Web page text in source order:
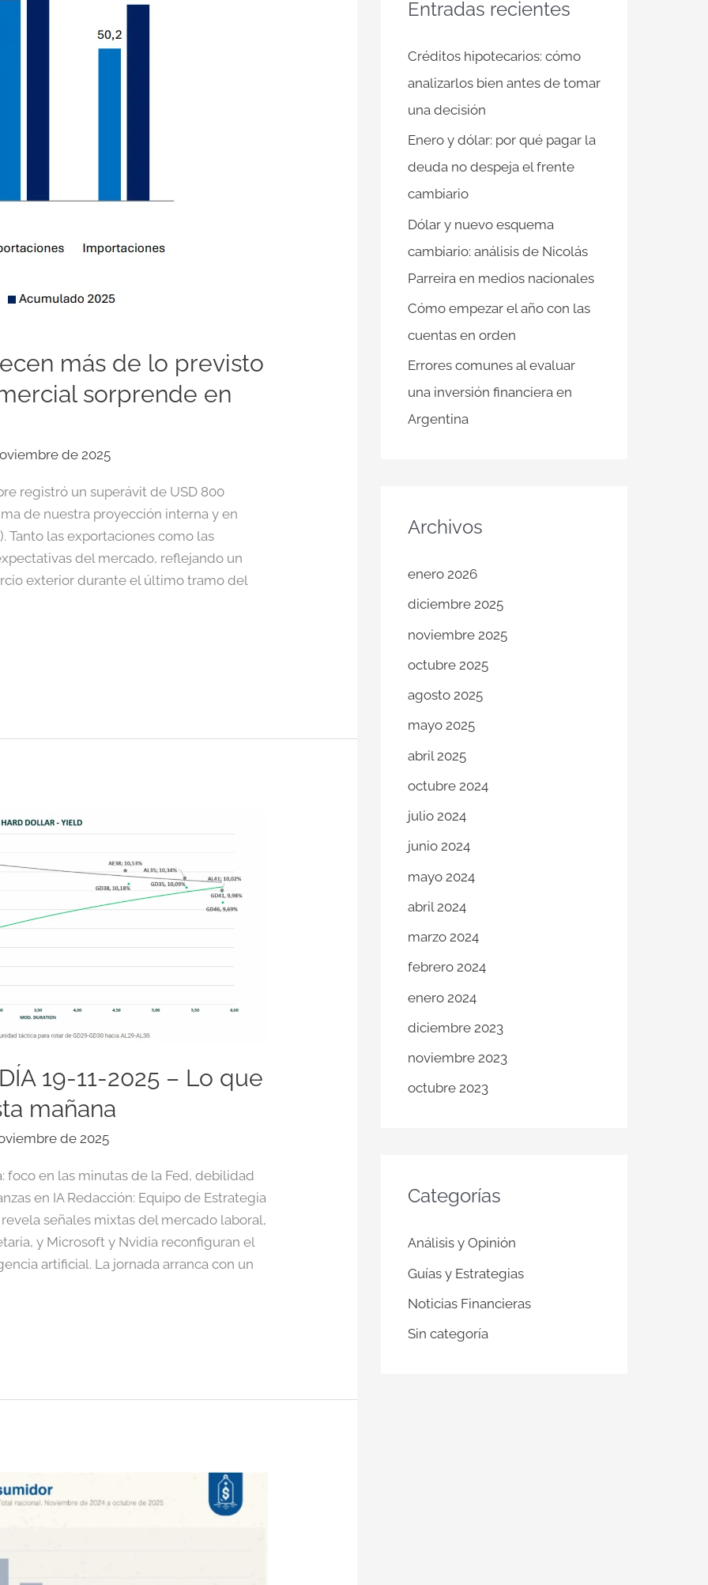
más de lo previsto
sorprende en
de 2025
registró un superávit de USD 800
de nuestra proyección interna y en
Tanto las exportaciones como las
del mercado, reflejando un
exterior durante el último tramo del
19-11-2025 – Lo que
mañana
de 2025
foco en las minutas de la Fed, debilidad
en IA Redacción: Equipo de Estrategia
revela señales mixtas del mercado laboral,
y Microsoft y Nvidia reconfiguran el
artificial. La jornada arranca con un
a
p
o
r
:
Entradas recientes
Créditos hipotecarios: cómo
analizarlos bien antes de tomar
una decisión
Enero y dólar: por qué pagar la
deuda no despeja el frente
cambiario
Dólar y nuevo esquema
cambiario: análisis de Nicolás
Parreira en medios nacionales
Cómo empezar el año con las
cuentas en orden
Errores comunes al evaluar
una inversión financiera en
Argentina
Archivos
enero 2026
diciembre 2025
noviembre 2025
octubre 2025
agosto 2025
mayo 2025
abril 2025
octubre 2024
julio 2024
junio 2024
mayo 2024
abril 2024
marzo 2024
febrero 2024
enero 2024
diciembre 2023
noviembre 2023
octubre 2023
Categorías
Análisis y Opinión
Guías y Estrategias
Noticias Financieras
Sin categoría